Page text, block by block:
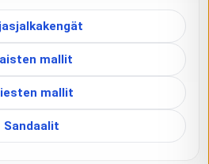
mallit
mallit
Sandaalit